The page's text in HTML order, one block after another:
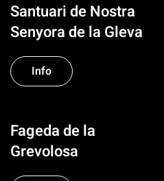
Santuari de Nostra
Senyora de la Gleva
Info
Fageda de la
Grevolosa